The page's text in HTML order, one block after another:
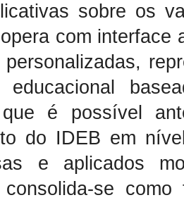
sobre os
com
educacional
que é possível
do IDEB em
e aplicados
consolida-se